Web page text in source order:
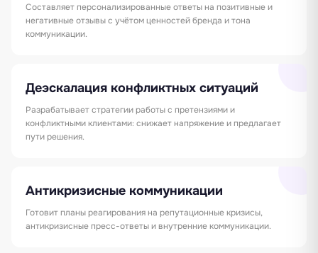
Составляет персонализированные ответы на позитивные и
негативные отзывы с учётом ценностей бренда и тона
коммуникации.
Деэскалация конфликтных ситуаций
Разрабатывает стратегии работы с претензиями и
конфликтными клиентами: снижает напряжение и предлагает
пути решения.
Антикризисные коммуникации
Готовит планы реагирования на репутационные кризисы,
антикризисные пресс-ответы и внутренние коммуникации.